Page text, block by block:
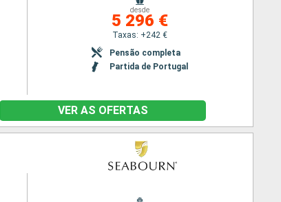
desde
5 296 €
Taxas: +242 €
Pensão completa
Partida de Portugal
VER AS OFERTAS